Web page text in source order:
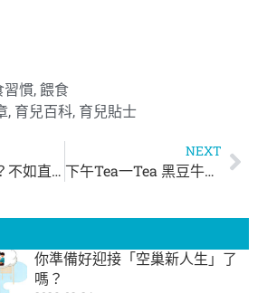
習慣, 餵食
, 育兒百科, 育兒貼士
秋葵水降血糖？不如直接吃秋葵實在！
NEXT
下午Tea一Tea‬ 黑豆牛蒡茶
你準備好迎接「空巢新人生」了
嗎？